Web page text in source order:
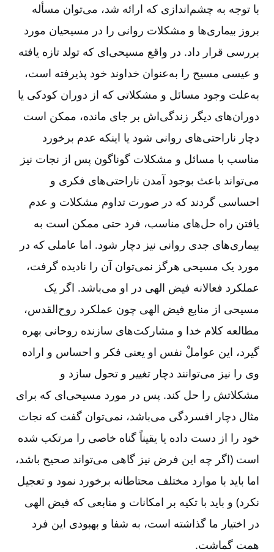
با توجه به چشم‌اندازی که ارائه شد، می‌توان مسأله
بروز بیماری‌ها و مشکلات روانی را در مسیحیان مورد
بررسی قرار داد. در واقع مسیحی‌ای‌ که تولد تازه یافته
و عیسی مسیح را به‌عنوان خداوند خود پذیرفته است‌،
به‌علت وجود مسائل و مشکلاتی که از دوران کودکی یا
دوران‌های دیگر زندگی‌اش بر جای مانده‌، ممکن است
دچار ناراحتی‌های روانی شود یا اینکه عدم برخورد
مناسب با مسائل و مشکلات گوناگون پس از نجات نیز
می‌تواند باعث بوجود آمدن ناراحتی‌های فکری و
احساسی گردند که در صورت تداوم مشکلات و عدم
یافتن راه حل‌های مناسب‌، فرد حتی ممکن است به
بیماری‌های جدی روانی نیز دچار شود. اما عاملی که در
مورد یک مسیحی هرگز نمی‌توان آن را نادیده گرفت‌،
عملکرد فعالانه فیض الهی در او می‌باشد. اگر یک
مسیحی از منابع فیض الهی چون عملکرد روح‌القدس‌،
مطالعه کلام خدا و مشارکت‌های سازنده روحانی بهره
گیرد، این عواملْ نفس او یعنی فکر و احساس و اراده
وی را نیز می‌توانند دچار تغییر و تحول سازد و
مشکلاتش را حل کند. پس در مورد مسیحی‌ای که برای
مثال دچار افسردگی می‌باشد، نمی‌توان گفت که نجات
خود را از دست داده یا یقیناً گناه خاصی را مرتکب شده
است (اگر چه این فرض نیز گاهی می‌تواند صحیح باشد،
اما باید با موارد مختلف محتاطانه برخورد نمود و تعجیل
نکرد) و باید با تکیه بر امکانات و منابعی که فیض الهی
در اختیار ما گذاشته است‌، به شفا و بهبودی این فرد
همت گماشت‌.